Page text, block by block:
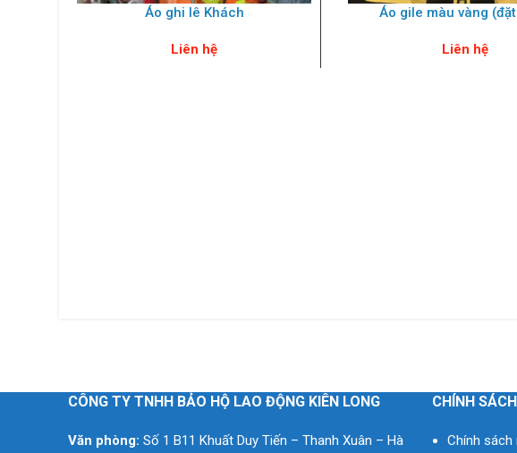
Áo ghi lê Khách
Liên hệ
Áo gile màu vàng
Liên hệ
CÔNG TY TNHH BẢO HỘ LAO ĐỘNG KIÊN LONG
Văn phòng: Số 1 B11 Khuất Duy Tiến – Thanh Xuân – Hà
CHÍNH
Chính sách